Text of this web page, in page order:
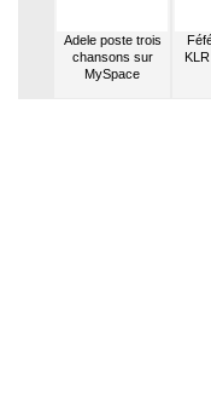
Adele poste trois
chansons sur
MySpace